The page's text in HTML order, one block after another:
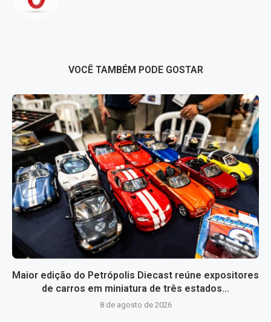
VOCÊ TAMBÉM PODE GOSTAR
Maior edição do Petrópolis Diecast reúne expositores
de carros em miniatura de três estados...
8 de agosto de 2026